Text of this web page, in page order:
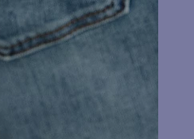
(0 comentarios)